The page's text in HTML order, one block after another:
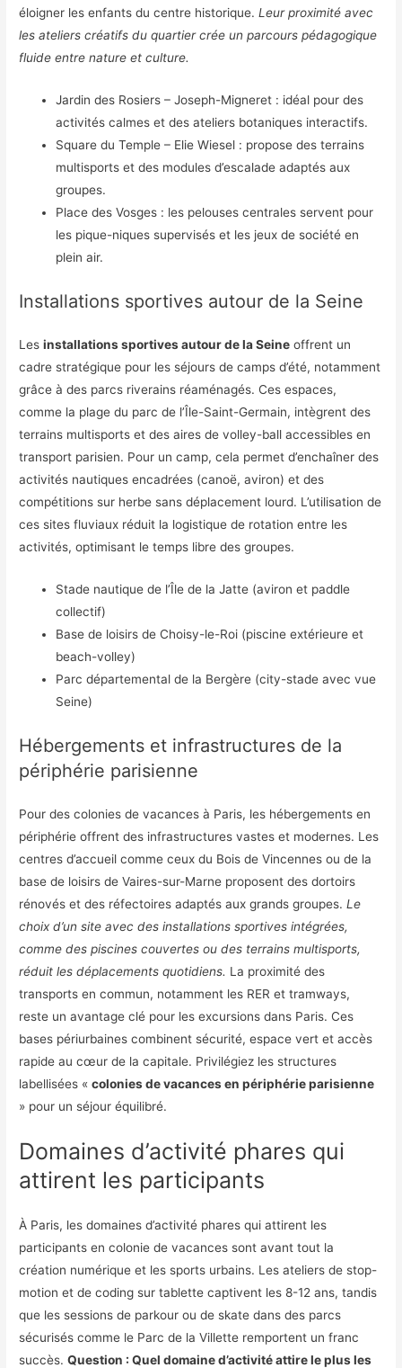
éloigner les enfants du centre historique.Leur proximité avec
les ateliers créatifs du quartier crée un parcours pédagogique
fluide entre nature et culture.
Jardin des Rosiers – Joseph-Migneret : idéal pour des
activités calmes et des ateliers botaniques interactifs.
Square du Temple – Elie Wiesel : propose des terrains
multisports et des modules d’escalade adaptés aux
groupes.
Place des Vosges : les pelouses centrales servent pour
les pique-niques supervisés et les jeux de société en
plein air.
Installations sportives autour de la Seine
Lesinstallations sportives autour de la Seine offrent un
cadre stratégique pour les séjours de camps d’été, notamment
grâce à des parcs riverains réaménagés. Ces espaces,
comme la plage du parc de l’Île-Saint-Germain, intègrent des
terrains multisports et des aires de volley-ball accessibles en
transport parisien. Pour un camp, cela permet d’enchaîner des
activités nautiques encadrées (canoë, aviron) et des
compétitions sur herbe sans déplacement lourd. L’utilisation de
ces sites fluviaux réduit la logistique de rotation entre les
activités, optimisant le temps libre des groupes.
Stade nautique de l’Île de la Jatte (aviron et paddle
collectif)
Base de loisirs de Choisy-le-Roi (piscine extérieure et
beach-volley)
Parc départemental de la Bergère (city-stade avec vue
Seine)
Hébergements et infrastructures de la
périphérie parisienne
Pour des colonies de vacances à Paris, les hébergements en
périphérie offrent des infrastructures vastes et modernes. Les
centres d’accueil comme ceux du Bois de Vincennes ou de la
base de loisirs de Vaires-sur-Marne proposent des dortoirs
rénovés et des réfectoires adaptés aux grands groupes.Le
choix d’un site avec des installations sportives intégrées,
comme des piscines couvertes ou des terrains multisports,
réduit les déplacements quotidiens. La proximité des
transports en commun, notamment les RER et tramways,
reste un avantage clé pour les excursions dans Paris. Ces
bases périurbaines combinent sécurité, espace vert et accès
rapide au cœur de la capitale. Privilégiez les structures
labellisées «colonies de vacances en périphérie parisienne
» pour un séjour équilibré.
Domaines d’activité phares qui
attirent les participants
À Paris, les domaines d’activité phares qui attirent les
participants en colonie de vacances sont avant tout la
création numérique et les sports urbains. Les ateliers de stop-
motion et de coding sur tablette captivent les 8-12 ans, tandis
que les sessions de parkour ou de skate dans des parcs
sécurisés comme le Parc de la Villette remportent un franc
succès.Question : Quel domaine d’activité attire le plus les